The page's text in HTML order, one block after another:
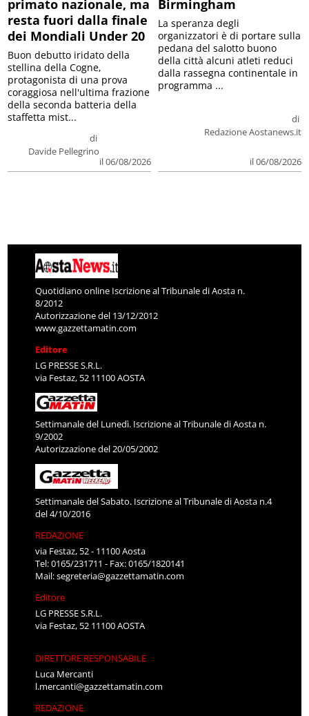
primato nazionale, ma
resta fuori dalla finale
dei Mondiali Under 20
di
Davide Pellegrino
il 06/08/2026
Buon debutto iridato della
stellina della Cogne,
protagonista di una prova
coraggiosa nell'ultima frazione
della seconda batteria della
staffetta mist...
Birmingham
di
Redazione Aostanews.it
il 06/08/2026
La speranza degli
organizzatori è di portare sulla
pedana del salotto buono
della città alcuni atleti reduci
dalla rassegna continentale in
programma ...
Quotidiano online Iscrizione al Tribunale di Aosta n.
8/2012
Autorizzazione del 13/12/2012
www.gazzettamatin.com
Editore
LG PRESSE S.R.L.
via Festaz, 52 11100 AOSTA
Settimanale del Lunedì. Iscrizione al Tribunale di Aosta n.
9/2002
Autorizzazione del 20/05/2002
Settimanale del Sabato. Iscrizione al Tribunale di Aosta n.4
del 4/10/2016
REDAZIONE
via Festaz, 52 - 11100 Aosta
Tel: 0165/231711 - Fax: 0165/1820141
Mail:segreteria@gazzettamatin.com
Editore
LG PRESSE S.R.L.
via Festaz, 52 11100 AOSTA
DIRETTORE RESPONSABILE
Luca Mercanti
l.mercanti@gazzettamatin.com
REDAZIONE